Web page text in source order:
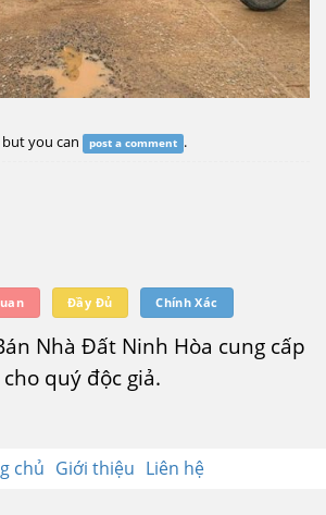
but you can post a comment .
Đầy Đủ Chính Xác
Nhà Đất Ninh Hòa cung cấp
cho quý độc giả.
chủ Giới thiệu Liên hệ